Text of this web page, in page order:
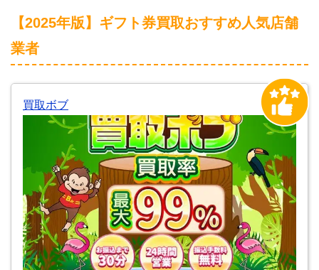
【2025年版】ギフト券買取おすすめ人気店舗
業者
買取ボブ